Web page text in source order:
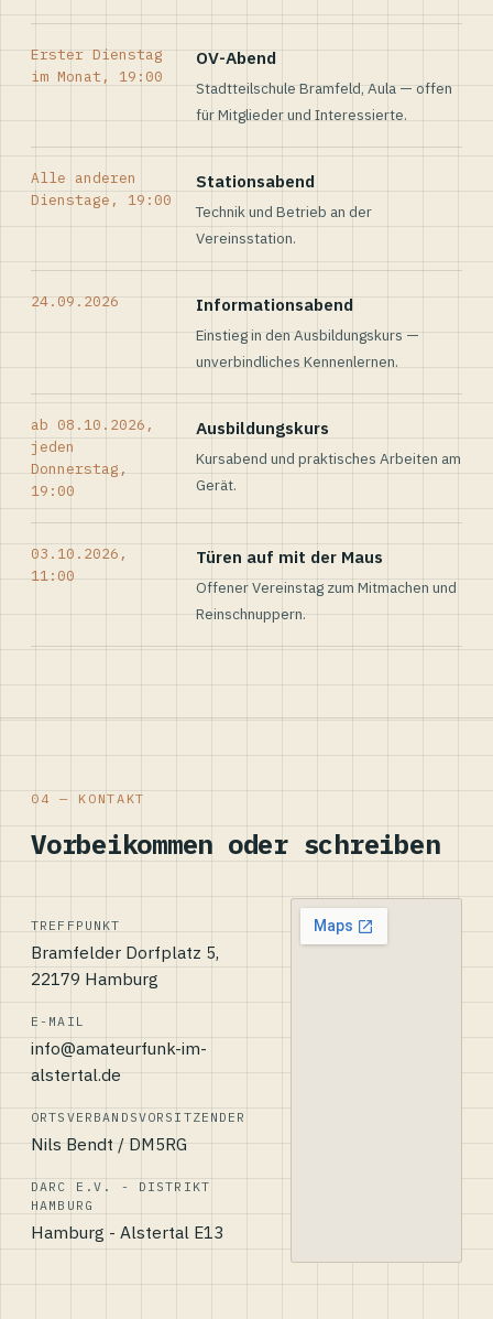
Erster Dienstag
im Monat, 19:00
OV-Abend
Stadtteilschule Bramfeld, Aula — offen
für Mitglieder und Interessierte.
Alle anderen
Dienstage, 19:00
Stationsabend
Technik und Betrieb an der
Vereinsstation.
24.09.2026 Informationsabend
Einstieg in den Ausbildungskurs —
unverbindliches Kennenlernen.
ab 08.10.2026,
jeden
Donnerstag,
19:00
Ausbildungskurs
Kursabend und praktisches Arbeiten am
Gerät.
03.10.2026,
11:00
Türen auf mit der Maus
Offener Vereinstag zum Mitmachen und
Reinschnuppern.
04 — KONTAKT
Vorbeikommen oder schreiben
TREFFPUNKT
Bramfelder Dorfplatz 5,
22179 Hamburg
E-MAIL
info@amateurfunk-im-
alstertal.de
ORTSVERBANDSVORSITZENDER
Nils Bendt / DM5RG
DARC E.V. - DISTRIKT
HAMBURG
Hamburg - Alstertal E13